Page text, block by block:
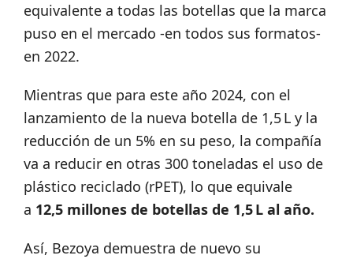
equivalente a todas las botellas que la marca
puso en el mercado -en todos sus formatos-
en 2022.
Mientras que para este año 2024, con el
lanzamiento de la nueva botella de 1,5 L y la
reducción de un 5% en su peso, la compañía
va a reducir en otras 300 toneladas el uso de
plástico reciclado (rPET), lo que equivale
a 12,5 millones de botellas de 1,5 L al año.
Así, Bezoya demuestra de nuevo su